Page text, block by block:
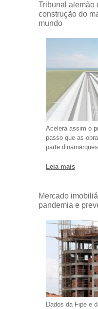
Tribunal alemão
construção do
mundo
Acelera assim o
passo que as
parte
Leia mais
Mercado
pandemia e
Dados da Fipe e